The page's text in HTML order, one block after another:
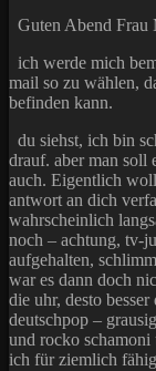
Guten Abend Frau
ich werde mich
mail so zu wählen,
befinden kann.
du siehst, ich bin
drauf. aber man soll
auch. Eigentlich
antwort an dich
wahrscheinlich
noch – achtung, tv-
aufgehalten,
war es dann doch
die uhr, desto
deutschpop –
und rocko schamoni
ich für ziemlich